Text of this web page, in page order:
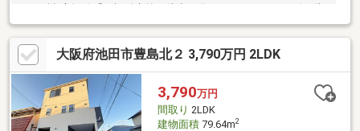
歩圏内！小学校徒歩4分！中学校徒歩8分！
大阪府池田市豊島北２ 3,790万円 2LDK
3,790万円
間取り 2LDK
建物面積79.64m2